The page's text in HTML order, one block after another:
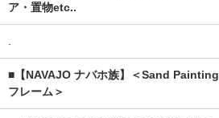
ア・置物etc..
■【NAVAJO ナバホ族】＜Sand
フレーム＞